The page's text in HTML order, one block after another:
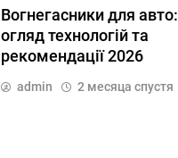
Вогнегасники для авто:
огляд технологій та
рекомендації 2026
admin 2 месяца спустя